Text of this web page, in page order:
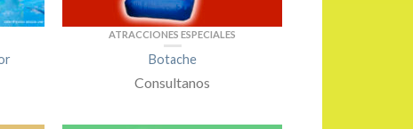
ATRACCIONES ESPECIALES
Botache
Consultanos